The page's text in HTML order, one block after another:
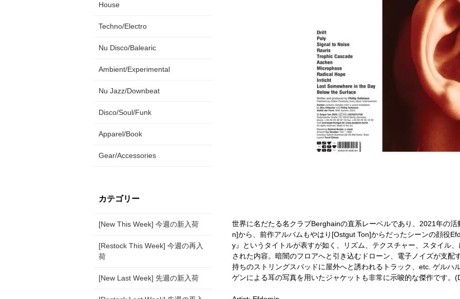
世界に名だたる名クラブBerghainの直系レーベルであり、2021年の
n]から、前作アルバムもやはり[Ostgut Ton]からだったシーンの顔役
y』というタイトルが表すが如く、リズム、テクスチャー、スタイル
された内容。暗闇のフロアへと引き込むドローン、電子ノイズが支配
持ちのストリングスパッドに屋外へと誘われるトラック、etc. ゲルハ
ゲンによる耳の写真を用いたジャケットも非常に示唆的な傑作です。
House
Techno/Electro
Nu Disco/Balearic
Ambient/Experimental
Nu Jazz/Downbeat
Disco/Soul/Funk
Apparel/Book
Gear/Accessories
カテゴリー
[New This Week] 今週の新入荷
[Restock This Week] 今週の再入
荷
[New Last Week] 先週の新入荷